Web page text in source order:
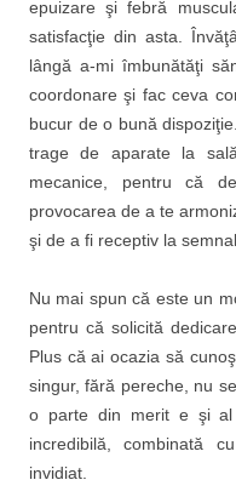
epuizare şi febră
satisfacţie din asta.
lângă a-mi îmbunătăţi
coordonare şi fac ceva
bucur de o bună
trage de aparate la
mecanice, pentru că
provocarea de a te
şi de a fi receptiv la
Nu mai spun că este un
pentru că solicită
Plus că ai ocazia să
singur, fără pereche, nu
o parte din merit e şi al
incredibilă, combinată
invidiat.